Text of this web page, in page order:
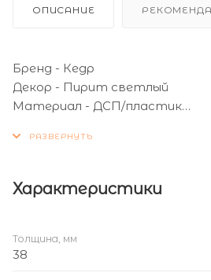
ОПИСАНИЕ
Бренд - Кедр
Декор - Пирит светлый
Материал - ДСП/пластик
Ширина (мм) - 900
Влагостойкость - Да
Поверхность - Матовая
Характеристики
Толщина, мм
38